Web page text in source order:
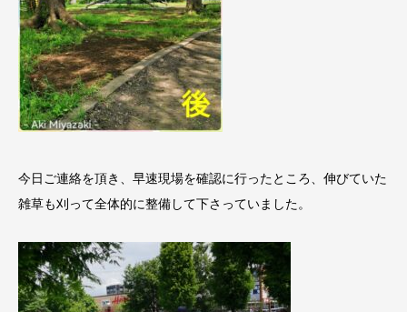
今日ご連絡を頂き、早速現場を確認に行ったところ、伸びていた
雑草も刈って全体的に整備して下さっていました。